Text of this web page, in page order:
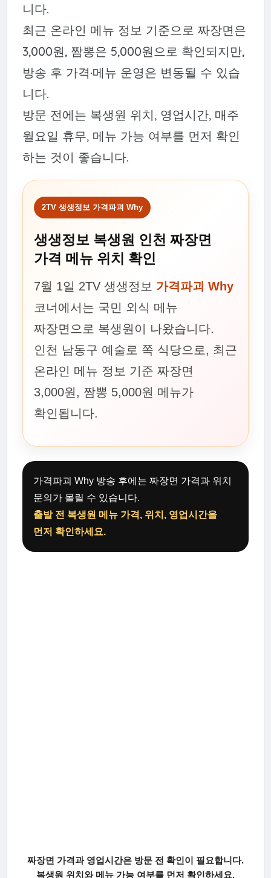
니다.
최근 온라인 메뉴 정보 기준으로 짜장면은
3,000원, 짬뽕은 5,000원으로 확인되지만,
방송 후 가격·메뉴 운영은 변동될 수 있습
니다.
방문 전에는 복생원 위치, 영업시간, 매주
월요일 휴무, 메뉴 가능 여부를 먼저 확인
하는 것이 좋습니다.
2TV 생생정보 가격파괴 Why
생생정보 복생원 인천 짜장면
가격 메뉴 위치 확인
7월 1일 2TV 생생정보 가격파괴 Why
코너에서는 국민 외식 메뉴
짜장면으로 복생원이 나왔습니다.
인천 남동구 예술로 쪽 식당으로, 최근
온라인 메뉴 정보 기준 짜장면
3,000원, 짬뽕 5,000원 메뉴가
확인됩니다.
가격파괴 Why 방송 후에는 짜장면 가격과 위치
문의가 몰릴 수 있습니다.
출발 전 복생원 메뉴 가격, 위치, 영업시간을
먼저 확인하세요.
짜장면 가격과 영업시간은 방문 전 확인이 필요합니다.
복생원 위치와 메뉴 가능 여부를 먼저 확인하세요.